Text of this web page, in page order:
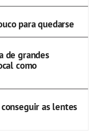
para quedarse
de grandes
como
as lentes